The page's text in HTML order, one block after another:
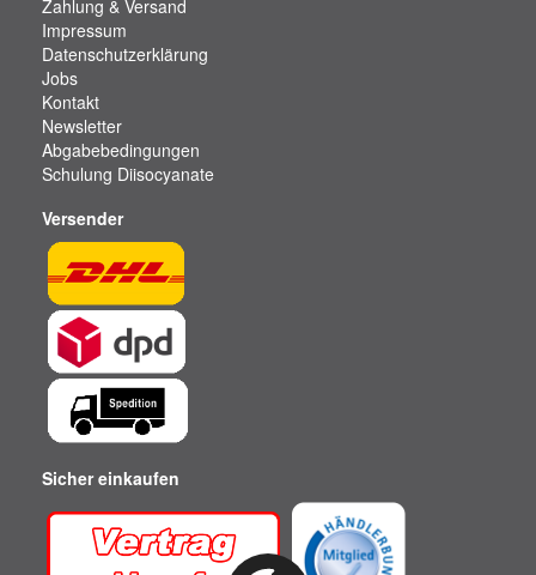
Zahlung & Versand
Impressum
Datenschutzerklärung
Jobs
Kontakt
Newsletter
Abgabebedingungen
Schulung Diisocyanate
Versender
Sicher einkaufen